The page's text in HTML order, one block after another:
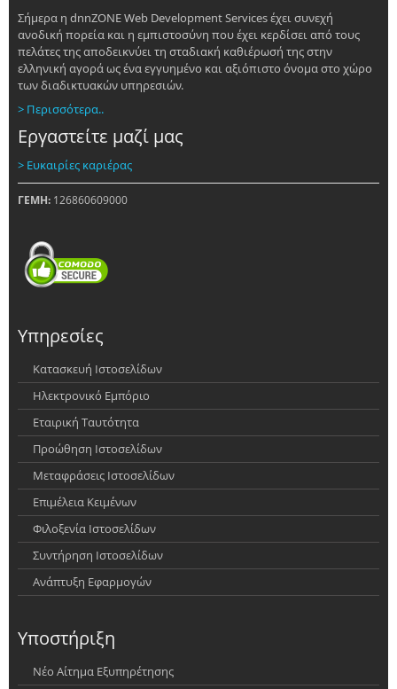
Σήμερα η dnnZONE Web Development Services έχει συνεχή
ανοδική πορεία και η εμπιστοσύνη που έχει κερδίσει από τους
πελάτες της αποδεικνύει τη σταδιακή καθιέρωσή της στην
ελληνική αγορά ως ένα εγγυημένο και αξιόπιστο όνομα στο χώρο
των διαδικτυακών υπηρεσιών.
> Περισσότερα..
Εργαστείτε μαζί μας
> Ευκαιρίες καριέρας
ΓΕΜΗ: 126860609000
Υπηρεσίες
Κατασκευή Ιστοσελίδων
Ηλεκτρονικό Εμπόριο
Εταιρική Ταυτότητα
Προώθηση Ιστοσελίδων
Μεταφράσεις Ιστοσελίδων
Επιμέλεια Κειμένων
Φιλοξενία Ιστοσελίδων
Συντήρηση Ιστοσελίδων
Ανάπτυξη Εφαρμογών
Υποστήριξη
Νέο Αίτημα Εξυπηρέτησης